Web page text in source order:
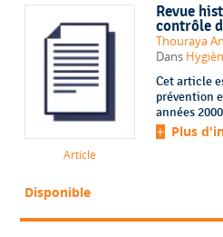
Article
Revue
contrôle
Thouraya
Dans
Cet article
prévention
années
Plus
Disponible